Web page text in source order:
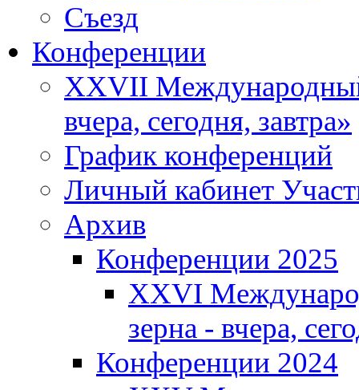
Съезд
Конференции
XXVII
вчера, сегодня, завтра»
График конференций
Личный кабинет
Архив
Конференции 2025
XXVI
зерна - вчера,
Конференции 2024